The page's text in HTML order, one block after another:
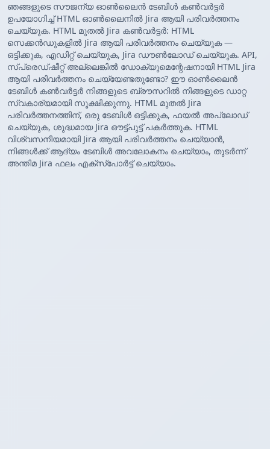
ഞങ്ങളുടെ സൗജന്യ ഓൺലൈൻ ടേബിൾ കൺവർട്ടർ
ഉപയോഗിച്ച് HTML ഓൺലൈനിൽ Jira ആയി പരിവർത്തനം
ചെയ്യുക. HTML മുതൽ Jira കൺവർട്ടർ: HTML
സെക്കൻഡുകളിൽ Jira ആയി പരിവർത്തനം ചെയ്യുക —
ഒട്ടിക്കുക, എഡിറ്റ് ചെയ്യുക, Jira ഡൗൺലോഡ് ചെയ്യുക. API,
സ്പ്രെഡ്ഷീറ്റ് അല്ലെങ്കിൽ ഡോക്യുമെന്റേഷനായി HTML Jira
ആയി പരിവർത്തനം ചെയ്യേണ്ടതുണ്ടോ? ഈ ഓൺലൈൻ
ടേബിൾ കൺവർട്ടർ നിങ്ങളുടെ ബ്രൗസറിൽ നിങ്ങളുടെ ഡാറ്റ
സ്വകാര്യമായി സൂക്ഷിക്കുന്നു. HTML മുതൽ Jira
പരിവർത്തനത്തിന്, ഒരു ടേബിൾ ഒട്ടിക്കുക, ഫയൽ അപ്‌ലോഡ്
ചെയ്യുക, ശുദ്ധമായ Jira ഔട്ട്‌പുട്ട് പകർത്തുക. HTML
വിശ്വസനീയമായി Jira ആയി പരിവർത്തനം ചെയ്യാൻ,
നിങ്ങൾക്ക് ആദ്യം ടേബിൾ അവലോകനം ചെയ്യാം, തുടർന്ന്
അന്തിമ Jira ഫലം എക്സ്‌പോർട്ട് ചെയ്യാം.